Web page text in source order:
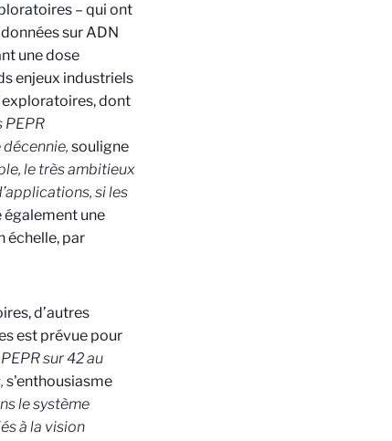
– qui ont
sur ADN
une dose
enjeux industriels
dont
PEPR
souligne
le très ambitieux
si les
également une
échelle, par
d’autres
est prévue pour
sur 42 au
s'enthousiasme
le système
à la vision